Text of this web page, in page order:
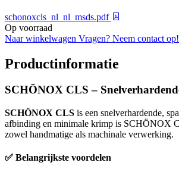
schonoxcls_nl_nl_msds.pdf
Op voorraad
Naar winkelwagen Vragen? Neem contact op!
Productinformatie
SCHÖNOX CLS –
SCHÖNOX CLS is een snelverhardende,
afbinding en minimale krimp is SCHÖNOX
zowel handmatige als machinale verwerking.
✅ Belangrijkste voordelen